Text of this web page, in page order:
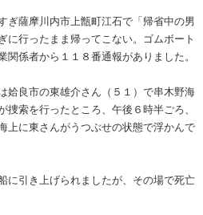
ぎ薩摩川内市上甑町江石で「帰省中の男
に行ったまま帰ってこない。ゴムボート
係者から１１８番通報がありました。
姶良市の東雄介さん（５１）で串木野海
索を行ったところ、午後６時半ごろ、
上に東さんがうつぶせの状態で浮かんで
に引き上げられましたが、その場で死亡